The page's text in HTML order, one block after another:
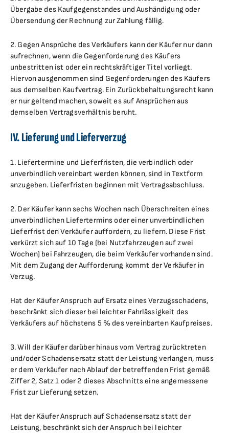
Übergabe des Kaufgegenstandes und Aushändigung oder
Übersendung der Rechnung zur Zahlung fällig.
2. Gegen Ansprüche des Verkäufers kann der Käufer nur dann
aufrechnen, wenn die Gegenforderung des Käufers
unbestritten ist oder ein rechtskräftiger Titel vorliegt.
Hiervon ausgenommen sind Gegenforderungen des Käufers
aus demselben Kaufvertrag. Ein Zurückbehaltungsrecht kann
er nur geltend machen, soweit es auf Ansprüchen aus
demselben Vertragsverhältnis beruht.
IV. Lieferung und Lieferverzug
1. Liefertermine und Lieferfristen, die verbindlich oder
unverbindlich vereinbart werden können, sind in Textform
anzugeben. Lieferfristen beginnen mit Vertragsabschluss.
2. Der Käufer kann sechs Wochen nach Überschreiten eines
unverbindlichen Liefertermins oder einer unverbindlichen
Lieferfrist den Verkäufer auffordern, zu liefern. Diese Frist
verkürzt sich auf 10 Tage (bei Nutzfahrzeugen auf zwei
Wochen) bei Fahrzeugen, die beim Verkäufer vorhanden sind.
Mit dem Zugang der Aufforderung kommt der Verkäufer in
Verzug.
Hat der Käufer Anspruch auf Ersatz eines Verzugsschadens,
beschränkt sich dieser bei leichter Fahrlässigkeit des
Verkäufers auf höchstens 5 % des vereinbarten Kaufpreises.
3. Will der Käufer darüber hinaus vom Vertrag zurücktreten
und/oder Schadensersatz statt der Leistung verlangen, muss
er dem Verkäufer nach Ablauf der betreffenden Frist gemäß
Ziffer 2, Satz 1 oder 2 dieses Abschnitts eine angemessene
Frist zur Lieferung setzen.
Hat der Käufer Anspruch auf Schadensersatz statt der
Leistung, beschränkt sich der Anspruch bei leichter